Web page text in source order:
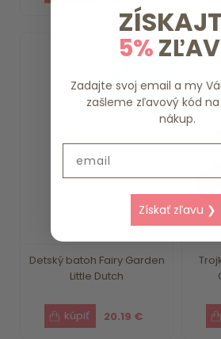
Detský batoh Fairy Garden
Little Dutch
20.19 €
5%
Zadajte svoj email a my
zašleme zľavový kód
nákup.
Získať zľavu ❯